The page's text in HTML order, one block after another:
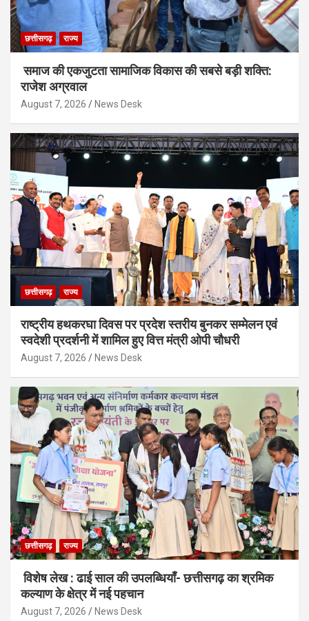
छत्तीसगढ़ राज्य
समाज की एकजुटता सामाजिक विकास की सबसे बड़ी शक्ति:
राजेश अग्रवाल
August 7, 2026 News Desk
छत्तीसगढ़ राज्य
राष्ट्रीय हथकरघा दिवस पर प्रदेश स्तरीय बुनकर सम्मेलन एवं
स्वदेशी प्रदर्शनी में शामिल हुए वित्त मंत्री ओपी चौधरी
August 7, 2026 News Desk
छत्तीसगढ़ राज्य
विशेष लेख : ढाई साल की उपलब्धियाँ- छत्तीसगढ़ का श्रमिक
कल्याण के क्षेत्र में नई पहचान
August 7, 2026 News Desk